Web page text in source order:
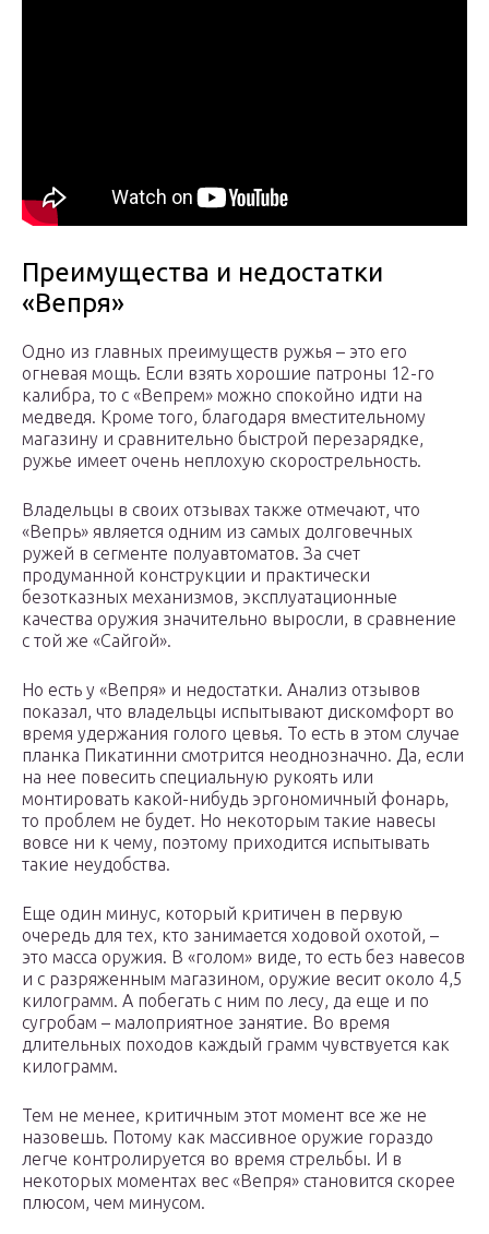
Преимущества и недостатки
«Вепря»
Одно из главных преимуществ ружья – это его
огневая мощь. Если взять хорошие патроны 12-го
калибра, то с «Вепрем» можно спокойно идти на
медведя. Кроме того, благодаря вместительному
магазину и сравнительно быстрой перезарядке,
ружье имеет очень неплохую скорострельность.
Владельцы в своих отзывах также отмечают, что
«Вепрь» является одним из самых долговечных
ружей в сегменте полуавтоматов. За счет
продуманной конструкции и практически
безотказных механизмов, эксплуатационные
качества оружия значительно выросли, в сравнение
с той же «Сайгой».
Но есть у «Вепря» и недостатки. Анализ отзывов
показал, что владельцы испытывают дискомфорт во
время удержания голого цевья. То есть в этом случае
планка Пикатинни смотрится неоднозначно. Да, если
на нее повесить специальную рукоять или
монтировать какой-нибудь эргономичный фонарь,
то проблем не будет. Но некоторым такие навесы
вовсе ни к чему, поэтому приходится испытывать
такие неудобства.
Еще один минус, который критичен в первую
очередь для тех, кто занимается ходовой охотой, –
это масса оружия. В «голом» виде, то есть без навесов
и с разряженным магазином, оружие весит около 4,5
килограмм. А побегать с ним по лесу, да еще и по
сугробам – малоприятное занятие. Во время
длительных походов каждый грамм чувствуется как
килограмм.
Тем не менее, критичным этот момент все же не
назовешь. Потому как массивное оружие гораздо
легче контролируется во время стрельбы. И в
некоторых моментах вес «Вепря» становится скорее
плюсом, чем минусом.